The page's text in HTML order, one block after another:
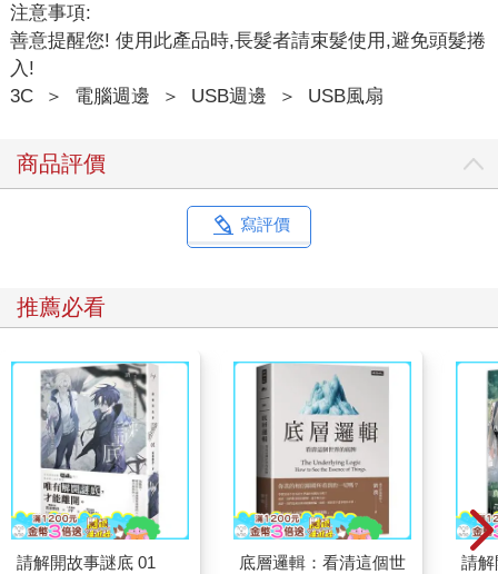
注意事項:
善意提醒您! 使用此產品時,長髮者請束髮使用,避免頭髮捲
入!
3C
＞ 電腦週邊 ＞ USB週邊 ＞ USB風扇
商品評價
寫評價
推薦必看
請解開故事謎底 01
底層邏輯：看清這個世
請解